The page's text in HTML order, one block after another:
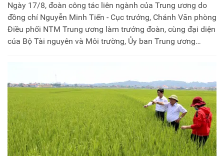
Ngày 17/8, đoàn công tác liên ngành của Trung ương do
đồng chí Nguyễn Minh Tiến - Cục trưởng, Chánh Văn phòng
Điều phối NTM Trung ương làm trưởng đoàn, cùng đại diện
của Bộ Tài nguyên và Môi trường, Ủy ban Trung ương
MTTQ Việt Nam đã có buổi làm việc, kiểm tra kết quả xây
Thủy. Tiếp và làm việc với đoàn có đồng chí Trần Tú Anh –
PGĐ Sở Nông nghiệp và PTNT, Lãnh đạo Văn phòng Điều
phối NTM tỉnh; Lãnh đạo UBND thành phố Việt Trì và huyện
Thanh Thủy.